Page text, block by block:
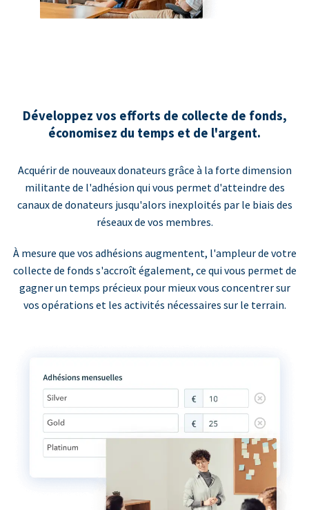
Développez vos efforts de collecte de fonds,
économisez du temps et de l'argent.
Acquérir de nouveaux donateurs grâce à la forte dimension
militante de l'adhésion qui vous permet d'atteindre des
canaux de donateurs jusqu'alors inexploités par le biais des
réseaux de vos membres.
À mesure que vos adhésions augmentent, l'ampleur de votre
collecte de fonds s'accroît également, ce qui vous permet de
gagner un temps précieux pour mieux vous concentrer sur
vos opérations et les activités nécessaires sur le terrain.